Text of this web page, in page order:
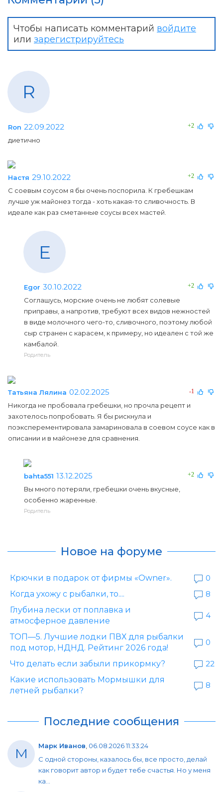
Чтобы написать комментарий войдите
или зарегистрируйтесь
R
+2
Ron 22.09.2022
диетично
+2
Настя 29.10.2022
С соевым соусом я бы очень поспорила. К гребешкам
лучше уж майонез тогда - хоть какая-то сливочность. В
идеале как раз сметанные соусы всех мастей.
E
+2
Egor 30.10.2022
Соглашусь, морские очень не любят солевые
приправы, а напротив, требуют всех видов нежностей
в виде молочного чего-то, сливочного, поэтому любой
сыр странен с карасем, к примеру, но идеален с той же
камбалой.
Родитель
-1
Татьяна Лялина 02.02.2025
Никогда не пробовала гребешки, но прочла рецепт и
захотелось попробовать. Я бы рискнула и
поэксперементировала замариновала в соевом соусе как в
описании и в майонезе для сравнения.
+2
bahta551 13.12.2025
Вы много потеряли, гребешки очень вкусные,
особенно жаренные.
Родитель
Новое на форуме
Крючки в подарок от фирмы «Owner».
0
Когда ухожу с рыбалки, то....
8
Глубина лески от поплавка и
атмосферное давление
4
ТОП—5. Лучшие лодки ПВХ для рыбалки
под мотор, НДНД. Рейтинг 2026 года!
0
Что делать если забыли прикормку?
22
Какие использовать Мормышки для
летней рыбалки?
8
Последние сообщения
М Марк Иванов 06.08.2026 11:33:24
С одной стороны, казалось бы, все просто, делай
как говорит автор и будет тебе счастья. Но у меня
ка...